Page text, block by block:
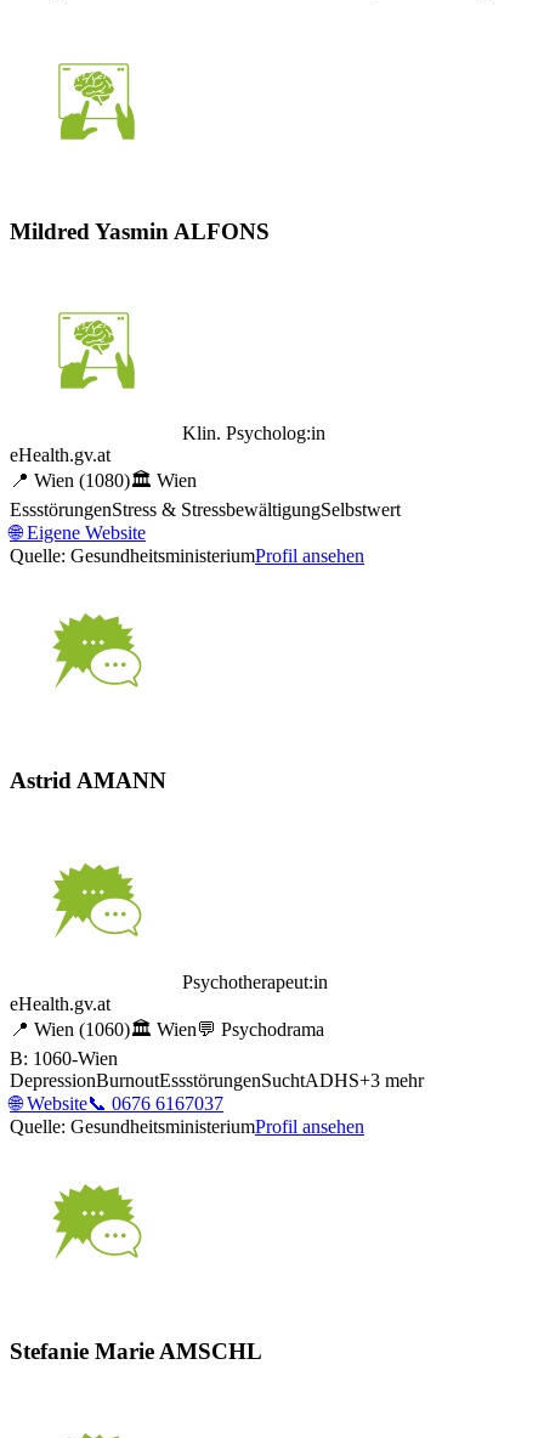
Mildred Yasmin ALFONS
Klin. Psycholog:in
eHealth.gv.at
📍 Wien (1080)🏛️ Wien
EssstörungenStress & StressbewältigungSelbstwert
🌐Eigene Website
Quelle: GesundheitsministeriumProfil ansehen
Astrid AMANN
Psychotherapeut:in
eHealth.gv.at
📍 Wien (1060)🏛️ Wien💬 Psychodrama
B: 1060-Wien
DepressionBurnoutEssstörungenSuchtADHS+3 mehr
🌐Website📞 0676 6167037
Quelle: GesundheitsministeriumProfil ansehen
Stefanie Marie AMSCHL